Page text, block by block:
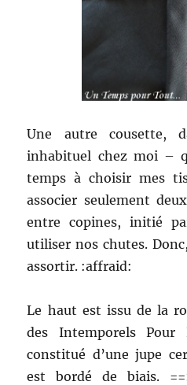
Une autre cousette,
inhabituel chez moi –
temps à choisir mes
associer seulement
entre copines, initié
utiliser nos chutes.
assortir. :affraid:
Le haut est issu de la
des Intemporels
constitué d’une jupe
est bordé de biais.